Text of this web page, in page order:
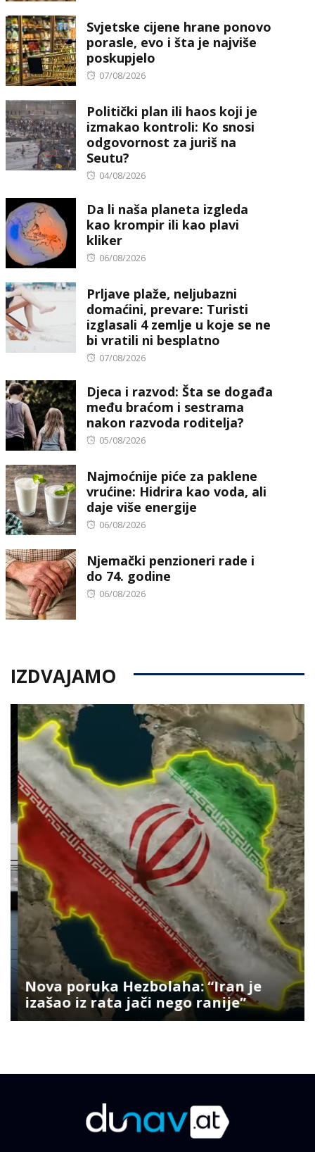
Svjetske cijene hrane ponovo
porasle, evo i šta je najviše
poskupjelo
Posted
07/08/2026
Politički plan ili haos koji je
izmakao kontroli: Ko snosi
odgovornost za juriš na
Seutu?
Posted
04/08/2026
Da li naša planeta izgleda
kao krompir ili kao plavi
kliker
Posted
06/08/2026
Prljave plaže, neljubazni
domaćini, prevare: Turisti
izglasali 4 zemlje u koje se ne
bi vratili ni besplatno
Posted
07/08/2026
Djeca i razvod: Šta se događa
među braćom i sestrama
nakon razvoda roditelja?
Posted
05/08/2026
Najmoćnije piće za paklene
vrućine: Hidrira kao voda, ali
daje više energije
Posted
06/08/2026
Njemački penzioneri rade i
do 74. godine
Posted
06/08/2026
IZDVAJAMO
Nova poruka Hezbolaha: “Iran je
izašao iz rata jači nego ranije”